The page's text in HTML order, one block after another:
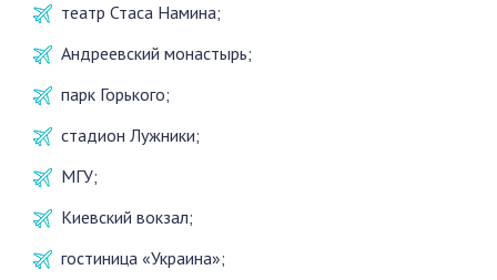
театр Стаса Намина;
Андреевский монастырь;
парк Горького;
стадион Лужники;
МГУ;
Киевский вокзал;
гостиница «Украина»;